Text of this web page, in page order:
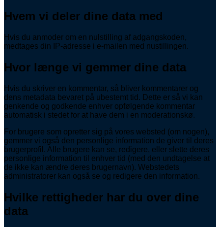
Hvem vi deler dine data med
Hvis du anmoder om en nulstilling af adgangskoden,
medtages din IP-adresse i e-mailen med nustillingen.
Hvor længe vi gemmer dine data
Hvis du skriver en kommentar, så bliver kommentarer og
dens metadata bevaret på ubestemt tid. Dette er så vi kan
genkende og godkende enhver opfølgende kommentar
automatisk i stedet for at have dem i en moderationskø.
For brugere som opretter sig på vores websted (om nogen),
gemmer vi også den personlige information de giver til deres
brugerprofil. Alle brugere kan se, redigere, eller slette deres
personlige information til enhver tid (med den undtagelse at
de ikke kan ændre deres brugernavn). Webstedets
administratorer kan også se og redigere den information.
Hvilke rettigheder har du over dine
data